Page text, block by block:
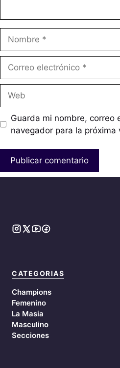
electrónico
Guarda mi nombre, correo
navegador para la próxima
CATEGORIAS
Champions
Femenino
La Masia
Masculino
Secciones